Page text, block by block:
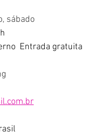
sábado
Entrada gratuita